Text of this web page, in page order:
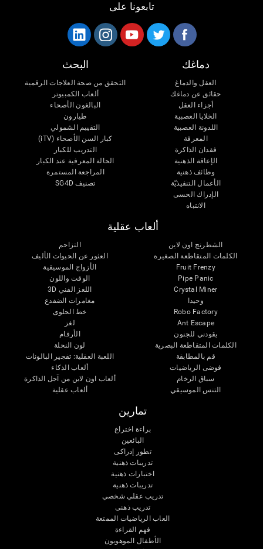
تابعونا على
دماغك
العقل والدماغ
حقائق عن دماغك
أجزاء العقل
الخلايا العصبية
اللدونة العصبية
المعرفة
فقدان الذاكرة
الإعاقة الذهنية
وظائف ذهنية
الأعمال التنفيذيّة
الإدراك الحسى
الانتباه
البحث
التحقق من صحة العلاجات الرقمية
ألعاب الكمبيوتر
البالغون الأصحاء
طيارون
التقييم الشمولي
كبار السن الأصحاء (iTV)
التدريب للكبار
الحالة المعرفية عند الكبار
المراجعة المستمرة
تصنيف SG4D
ألعاب عقلية
الشطرنج اون لاين
الكلمات المتقاطعة الصغيرة
Fruit Frenzy
Pipe Panic
Crystal Miner
وحيدا
Robo Factory
Ant Escape
يقودني للجنون
الكلمات المتقاطعة البصرية
قم بالمطابقة
فوضى الرياضيات
سباق الرخام
التنس الموسيقي
التزاحم
العثور عن الحيوات الأليف
الأزواج الموسيقية
الوقت واللون
اللغز الفني 3D
مغامرات الضفدع
خط الحلوى
لغز
الأرقام
لون النحلة
اللعبة العقلية: تفجير البالونات
ألعاب الذكاء
ألعاب اون لاين من آجل الذاكرة
ألعاب عقلية
تمارين
براءة اختراع
البائعين
تطور إدراكى
تدريبات ذهنية
اختبارات ذهنية
تدريبات ذهنية
تدريب عقلي شخصي
تدريب ذهنى
العاب الرياضيات الممتعة
فهم القراءة
الأطفال الموهوبون